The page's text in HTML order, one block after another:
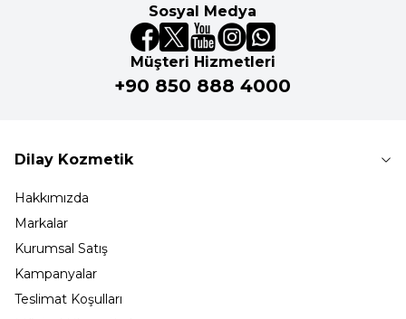
Sosyal Medya
Müşteri Hizmetleri
+90 850 888 4000
Dilay Kozmetik
Hakkımızda
Markalar
Kurumsal Satış
Kampanyalar
Teslimat Koşulları